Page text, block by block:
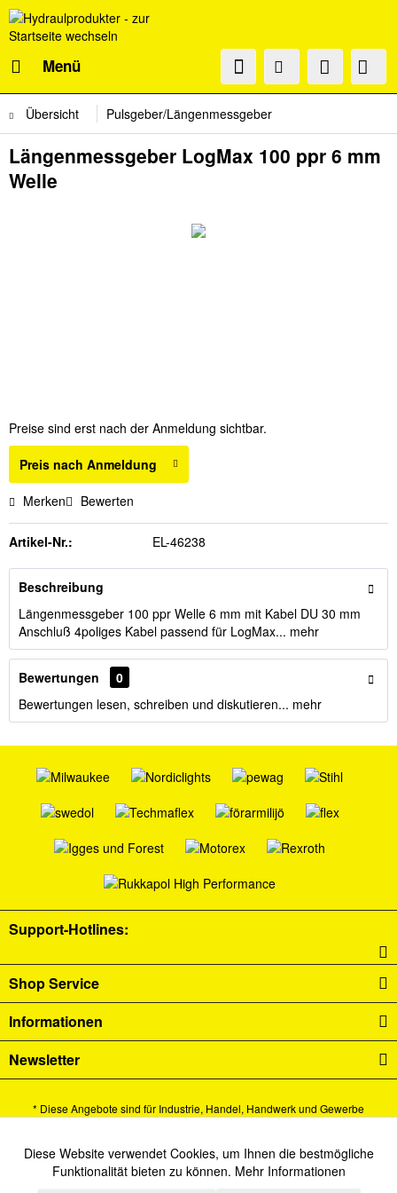
Menü
Übersicht Pulsgeber/Längenmessgeber
Längenmessgeber LogMax 100 ppr 6 mm
Welle
Preise sind erst nach der Anmeldung sichtbar.
Preis nach Anmeldung
Merken Bewerten
Artikel-Nr.: EL-46238
Beschreibung
Längenmessgeber 100 ppr Welle 6 mm mit Kabel DU 30 mm
Anschluß 4poliges Kabel passend für LogMax... mehr
Bewertungen
0
Bewertungen lesen, schreiben und diskutieren... mehr
Support-Hotlines:
Shop Service
Informationen
Newsletter
* Diese Angebote sind für Industrie, Handel, Handwerk und Gewerbe
Alle Preise verstehen sich zzgl. Mehrwertsteuer undVersandkostenund ggf.
Nachnahmegebühren, wenn nicht anders beschrieben.
Funktionale Aktiv
Diese Website verwendet Cookies, um Ihnen die bestmögliche
Funktionalität bieten zu können. Mehr Informationen